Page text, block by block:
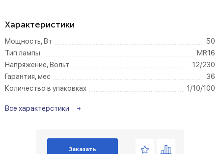
Характеристики
Мощность, Вт
50
Тип лампы
MR16
Напряжение, Вольт
12/230
Гарантия, мес
36
Количество в упаковках
1/10/100
Все характерстики
Заказать